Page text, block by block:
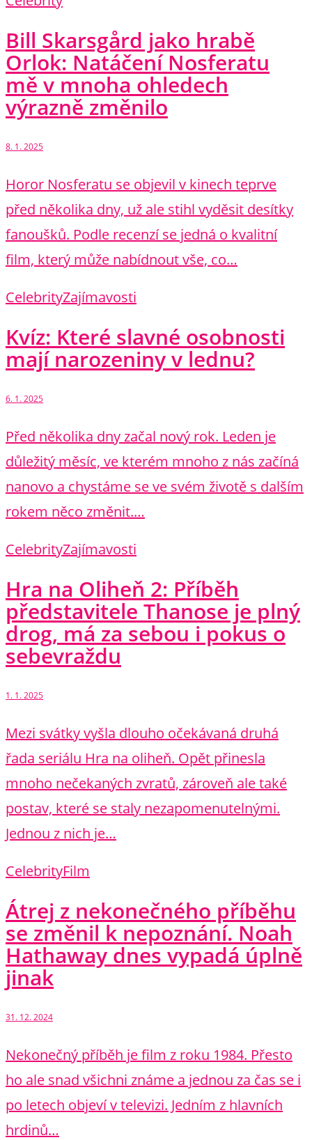
Bill Skarsgård jako hrabě
Orlok: Natáčení Nosferatu
mě v mnoha ohledech
výrazně změnilo
8. 1. 2025
Horor Nosferatu se objevil v kinech teprve
před několika dny, už ale stihl vyděsit desítky
fanoušků. Podle recenzí se jedná o kvalitní
film, který může nabídnout vše, co…
CelebrityZajímavosti
Kvíz: Které slavné osobnosti
mají narozeniny v lednu?
6. 1. 2025
Před několika dny začal nový rok. Leden je
důležitý měsíc, ve kterém mnoho z nás začíná
nanovo a chystáme se ve svém životě s dalším
rokem něco změnit.…
CelebrityZajímavosti
Hra na Oliheň 2: Příběh
představitele Thanose je plný
drog, má za sebou i pokus o
sebevraždu
1. 1. 2025
Mezi svátky vyšla dlouho očekávaná druhá
řada seriálu Hra na oliheň. Opět přinesla
mnoho nečekaných zvratů, zároveň ale také
postav, které se staly nezapomenutelnými.
Jednou z nich je…
CelebrityFilm
Átrej z nekonečného příběhu
se změnil k nepoznání. Noah
Hathaway dnes vypadá úplně
jinak
31. 12. 2024
Nekonečný příběh je film z roku 1984. Přesto
ho ale snad všichni známe a jednou za čas se i
po letech objeví v televizi. Jedním z hlavních
hrdinů…